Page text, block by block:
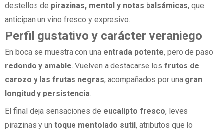
destellos de pirazinas, mentol y notas balsámicas, que
anticipan un vino fresco y expresivo.
Perfil gustativo y carácter veraniego
En boca se muestra con una entrada potente, pero de paso
redondo y amable. Vuelven a destacarse los frutos de
carozo y las frutas negras, acompañados por una gran
longitud y persistencia.
El final deja sensaciones de eucalipto fresco, leves
pirazinas y un toque mentolado sutil, atributos que lo